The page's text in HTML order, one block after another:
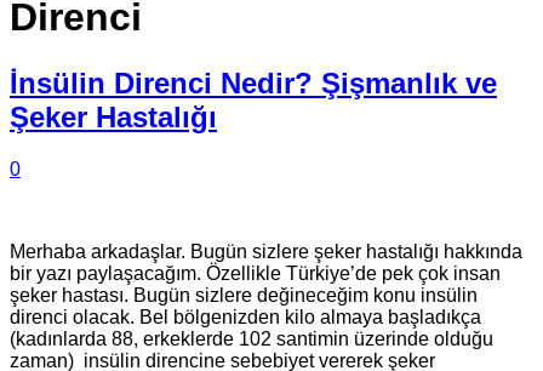
Direnci
İnsülin Direnci Nedir? Şişmanlık ve
Şeker Hastalığı
0
Merhaba arkadaşlar. Bugün sizlere şeker hastalığı hakkında
bir yazı paylaşacağım. Özellikle Türkiye’de pek çok insan
şeker hastası. Bugün sizlere değineceğim konu insülin
direnci olacak. Bel bölgenizden kilo almaya başladıkça
(kadınlarda 88, erkeklerde 102 santimin üzerinde olduğu
zaman) insülin direncine sebebiyet vererek şeker